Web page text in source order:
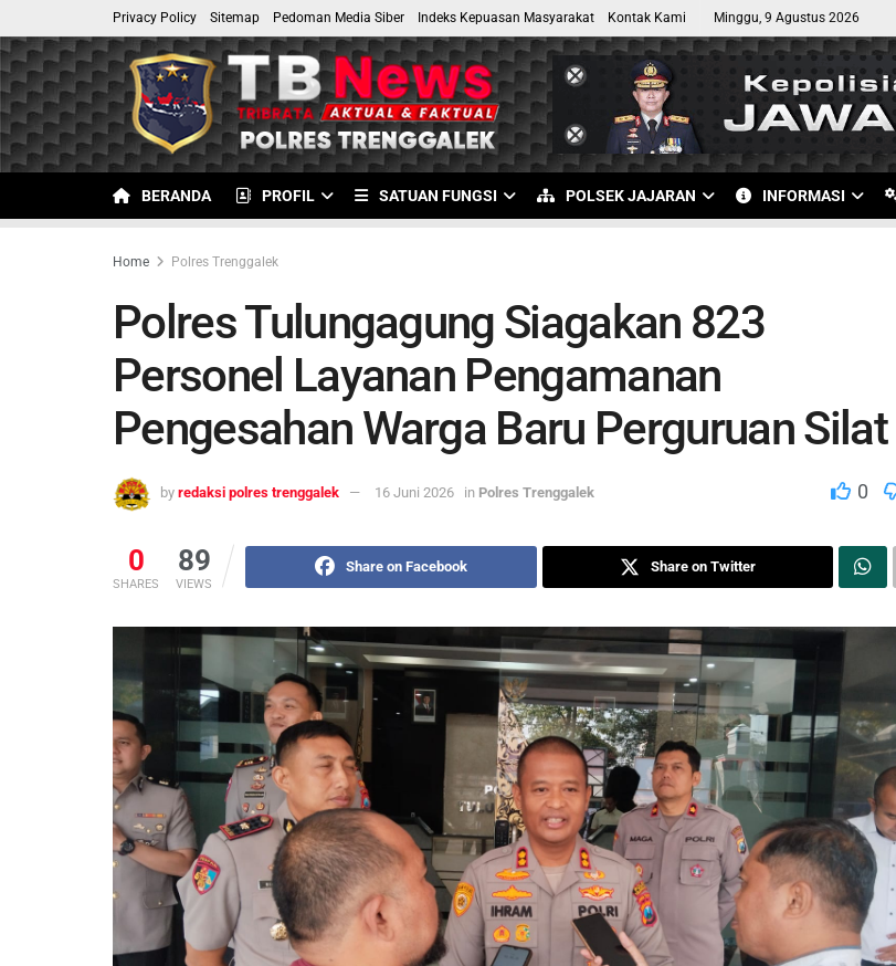
Privacy Policy Sitemap Pedoman Media Siber Indeks Kepuasan Masyarakat Kontak Kami Minggu, 9 Agustus 2026
BERANDA PROFIL SATUAN FUNGSI POLSEK JAJARAN INFORMASI
Home Polres Trenggalek
Polres Tulungagung Siagakan 823
Personel Layanan Pengamanan
Pengesahan Warga Baru Perguruan Silat
by redaksi polres trenggalek 16 Juni 2026 in Polres Trenggalek 0
0
SHARES
89
VIEWS
Share on Facebook Share on Twitter